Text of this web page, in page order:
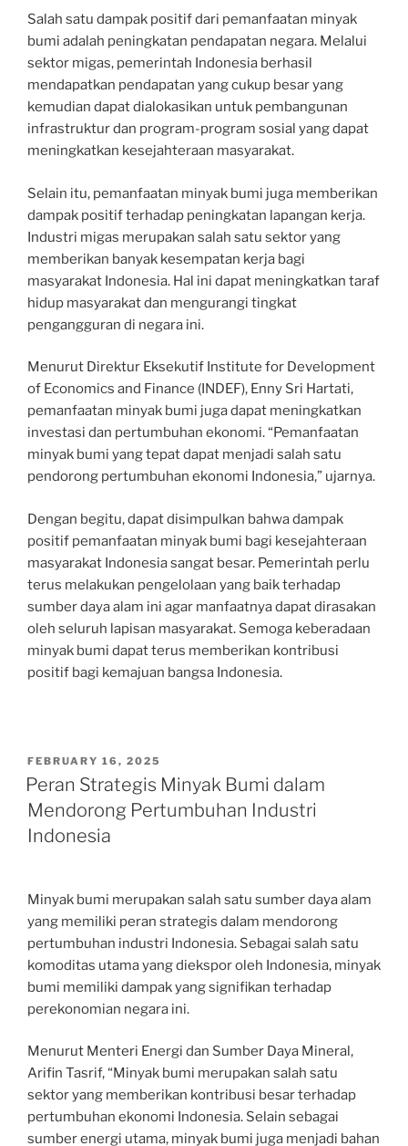
Salah satu dampak positif dari pemanfaatan minyak
bumi adalah peningkatan pendapatan negara. Melalui
sektor migas, pemerintah Indonesia berhasil
mendapatkan pendapatan yang cukup besar yang
kemudian dapat dialokasikan untuk pembangunan
infrastruktur dan program-program sosial yang dapat
meningkatkan kesejahteraan masyarakat.
Selain itu, pemanfaatan minyak bumi juga memberikan
dampak positif terhadap peningkatan lapangan kerja.
Industri migas merupakan salah satu sektor yang
memberikan banyak kesempatan kerja bagi
masyarakat Indonesia. Hal ini dapat meningkatkan taraf
hidup masyarakat dan mengurangi tingkat
pengangguran di negara ini.
Menurut Direktur Eksekutif Institute for Development
of Economics and Finance (INDEF), Enny Sri Hartati,
pemanfaatan minyak bumi juga dapat meningkatkan
investasi dan pertumbuhan ekonomi. “Pemanfaatan
minyak bumi yang tepat dapat menjadi salah satu
pendorong pertumbuhan ekonomi Indonesia,” ujarnya.
Dengan begitu, dapat disimpulkan bahwa dampak
positif pemanfaatan minyak bumi bagi kesejahteraan
masyarakat Indonesia sangat besar. Pemerintah perlu
terus melakukan pengelolaan yang baik terhadap
sumber daya alam ini agar manfaatnya dapat dirasakan
oleh seluruh lapisan masyarakat. Semoga keberadaan
minyak bumi dapat terus memberikan kontribusi
positif bagi kemajuan bangsa Indonesia.
POSTED
ON
FEBRUARY 16, 2025
Peran Strategis Minyak Bumi dalam
Mendorong Pertumbuhan Industri
Indonesia
Minyak bumi merupakan salah satu sumber daya alam
yang memiliki peran strategis dalam mendorong
pertumbuhan industri Indonesia. Sebagai salah satu
komoditas utama yang diekspor oleh Indonesia, minyak
bumi memiliki dampak yang signifikan terhadap
perekonomian negara ini.
Menurut Menteri Energi dan Sumber Daya Mineral,
Arifin Tasrif, “Minyak bumi merupakan salah satu
sektor yang memberikan kontribusi besar terhadap
pertumbuhan ekonomi Indonesia. Selain sebagai
sumber energi utama, minyak bumi juga menjadi bahan